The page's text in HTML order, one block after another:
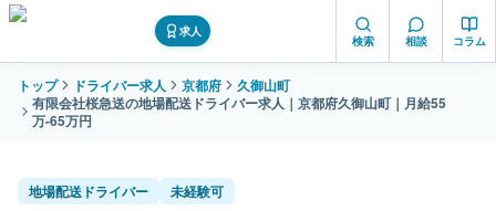
求人
検索 相談 コラム
トップ ドライバー求人 京都府
久御山町
有限会社桜急送の地場配送ドライバー求人｜京都府久御山町｜月給55
万-65万円
地場配送ドライバー 未経験可